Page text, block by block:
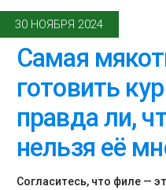
30 НОЯБРЯ 2024
Самая
готовить
правда ли,
нельзя её
Согласитесь, что филе —